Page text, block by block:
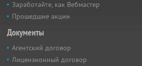
Заработайте, как Вебмастер
Прошедшие акции
Документы
Агентский договор
Лицензионный договор